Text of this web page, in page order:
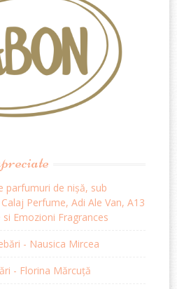
parfumuri de nișă, sub
Perfume, Adi Ale Van, A13
Emozioni Fragrances
- Nausica Mircea
- Florina Mărcuță